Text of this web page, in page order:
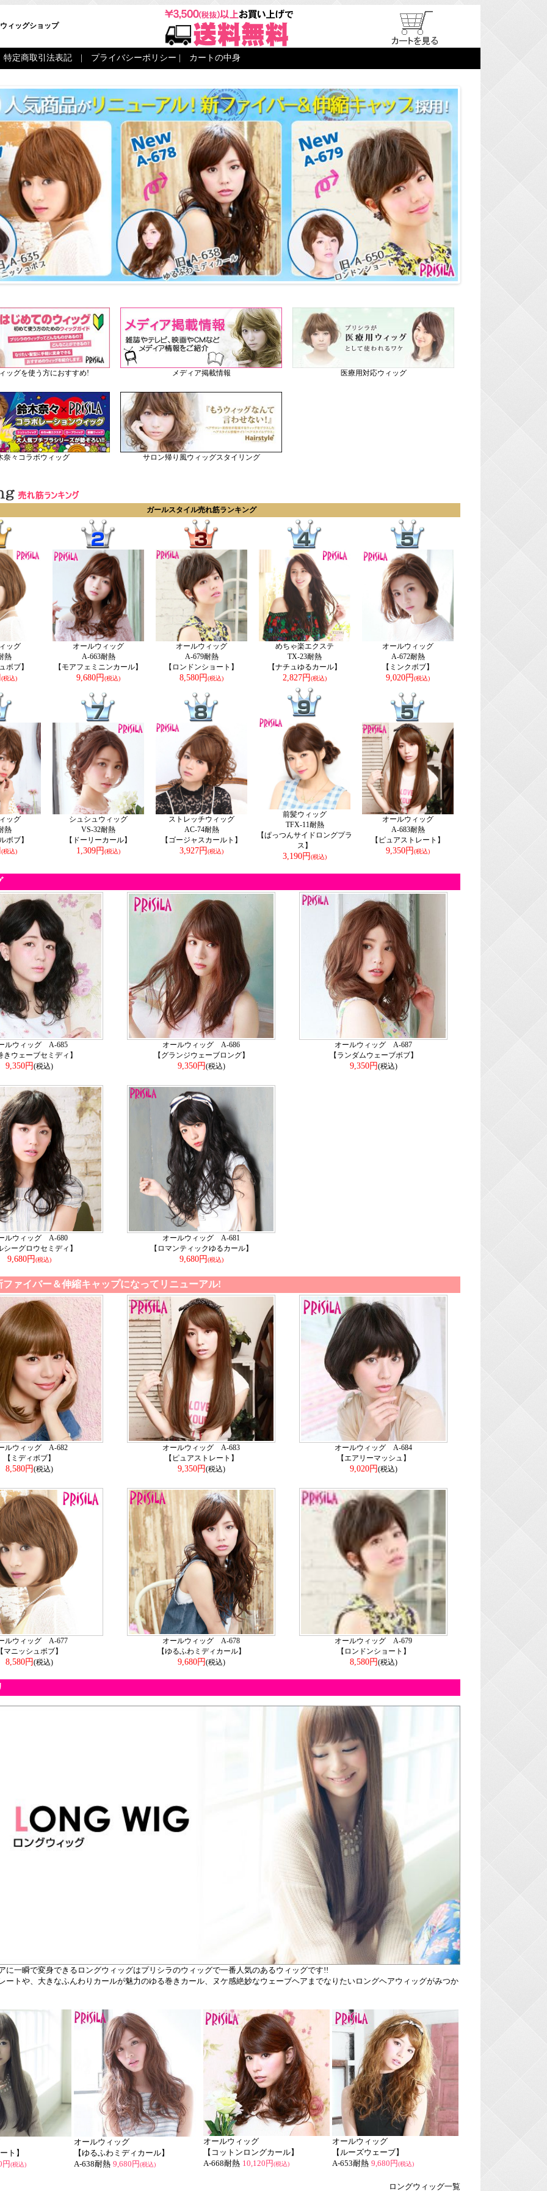
ッグショップ
特定商取引法表記| プライバシーポリシー カートの中身
ッグを使う方におすすめ! メディア掲載情報 医療用対応ウィッグ
奈々コラボウィッグ サロン帰り風ウィッグスタイリング
ガールスタイル売れ筋ランキング
ッグ
熱
ボブ】
(税込)
オールウィッグ
A-663耐熱
【モアフェミニンカール】
9,680円(税込)
オールウィッグ
A-679耐熱
【ロンドンショート】
8,580円(税込)
めちゃ楽エクステ
TX-23耐熱
【ナチュゆるカール】
2,827円(税込)
オールウィッグ
A-672耐熱
【ミンクボブ】
9,020円(税込)
ッグ
熱
ボブ】
(税込)
シュシュウィッグ
VS-32耐熱
【ドーリーカール】
1,309円(税込)
ストレッチウィッグ
AC-74耐熱
【ゴージャスカールト】
3,927円(税込)
前髪ウィッグ
TFX-11耐熱
【ぱっつんサイドロングプラ
ス】
3,190円(税込)
オールウィッグ
A-683耐熱
【ピュアストレート】
9,350円(税込)
ルウィッグ A-685
きウェーブセミディ】
9,350円(税込)
オールウィッグ A-686
【グランジウェーブロング】
9,350円(税込)
オールウィッグ A-687
【ランダムウェーブボブ】
9,350円(税込)
ルウィッグ A-680
シーグロウセミディ】
9,680円(税込)
オールウィッグ A-681
【ロマンティックゆるカール】
9,680円(税込)
ァイバー＆伸縮キャップになってリニューアル!
ルウィッグ A-682
【ミディボブ】
8,580円(税込)
オールウィッグ A-683
【ピュアストレート】
9,350円(税込)
オールウィッグ A-684
【エアリーマッシュ】
9,020円(税込)
ルウィッグ A-677
マニッシュボブ】
8,580円(税込)
オールウィッグ A-678
【ゆるふわミディカール】
9,680円(税込)
オールウィッグ A-679
【ロンドンショート】
8,580円(税込)
に一瞬で変身できるロングウィッグはプリシラのウィッグで一番人気のあるウィッグです!!
ートや、大きなふんわりカールが魅力のゆる巻きカール、ヌケ感絶妙なウェーブヘアまでなりたいロングヘアウィッグがみつか
ト】
円(税込)
オールウィッグ
【ゆるふわミディカール】
A-638耐熱 9,680円(税込)
オールウィッグ
【コットンロングカール】
A-668耐熱 10,120円(税込)
オールウィッグ
【ルーズウェーブ】
A-653耐熱 9,680円(税込)
ロングウィッグ一覧